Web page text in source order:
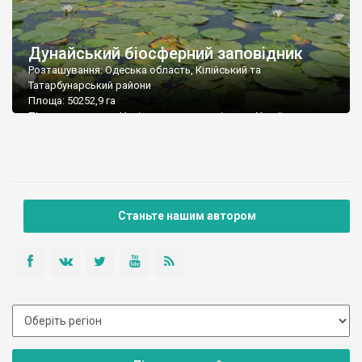
Дунайський біосферний заповідник
Розташування: Одеська область, Кілійський та
Татарбунарський райони
Площа: 50252,9 га
Підпорядкування: Національна академія наук України
Станьте нашим автором